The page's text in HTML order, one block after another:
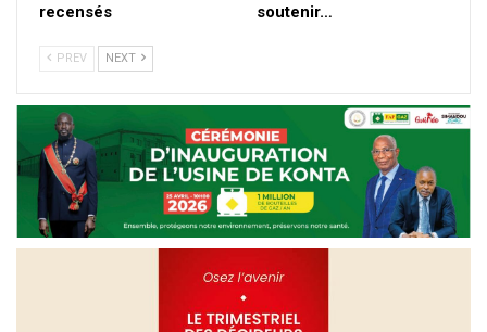
recensés
soutenir…
PREV NEXT